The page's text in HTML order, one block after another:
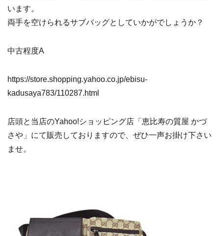
います。
両手を空けられるサブバッグとしていかがでしょうか？
中古程度A
https://store.shopping.yahoo.co.jp/ebisu-
kadusaya783/110287.html
店頭と当店のYahoo!ショッピング店「恵比寿の質屋 かづ
さや」にて販売しておりますので、ぜひ一声お掛け下さい
ませ。